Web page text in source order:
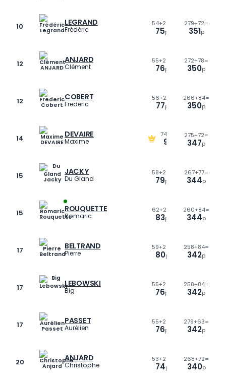
10 LEGRAND
Frédéric
54+21=
75p
38
279+72=
351p
12 ANJARD
Clément
55+21=
76p
36
272+78=
350p
12 COBERT
Frederic
56+21=
77p
38
266+84=
350p
14 DEVAIRE
Maxime
74
95
41
275+72=
347p
15 JACKY
Du Gland
58+21=
79p
33
267+77=
344p
15 ROUQUETTE
Romaric
62+21=
83p
38
260+84=
344p
17 BELTRAND
Pierre
59+21=
80p
39
258+84=
342p
17 LEBOWSKI
Big
55+21=
76p
31
258+84=
342p
17 PASSET
Aurélien
55+21=
76p
43
279+63=
342p
20 ANJARD
Christophe
53+21=
74p
38
268+72=
340p